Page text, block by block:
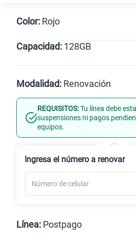
Color: Rojo
Capacidad: 128GB
128GB
Modalidad: Renovación
Línea Nueva
REQUISITOS:Tu línea debe
suspensiones ni pagos
equipos.
Ingresa el número a renovar
Línea: Postpago